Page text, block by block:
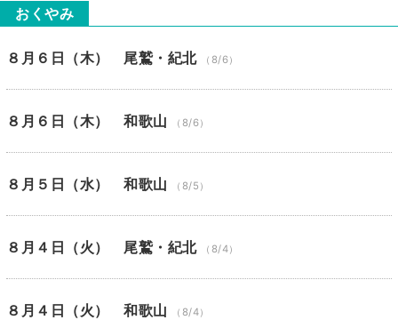
おくやみ
８月６日（木） 尾鷲・紀北 （8/6）
８月６日（木） 和歌山 （8/6）
８月５日（水） 和歌山 （8/5）
８月４日（火） 尾鷲・紀北 （8/4）
８月４日（火） 和歌山 （8/4）